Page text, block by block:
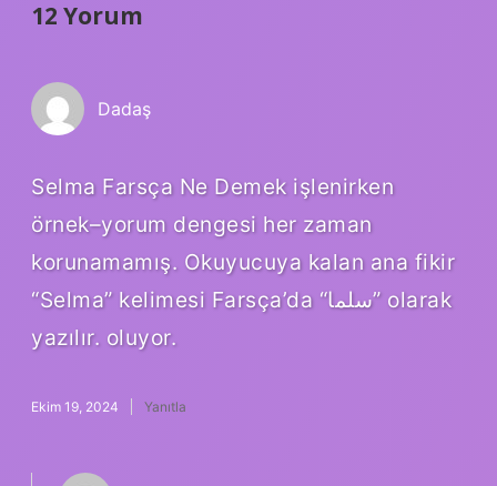
12 Yorum
Dadaş
Selma Farsça Ne Demek işlenirken
örnek–yorum dengesi her zaman
korunamamış. Okuyucuya kalan ana fikir
“Selma” kelimesi Farsça’da “سلما” olarak
yazılır. oluyor.
Ekim 19, 2024 Yanıtla